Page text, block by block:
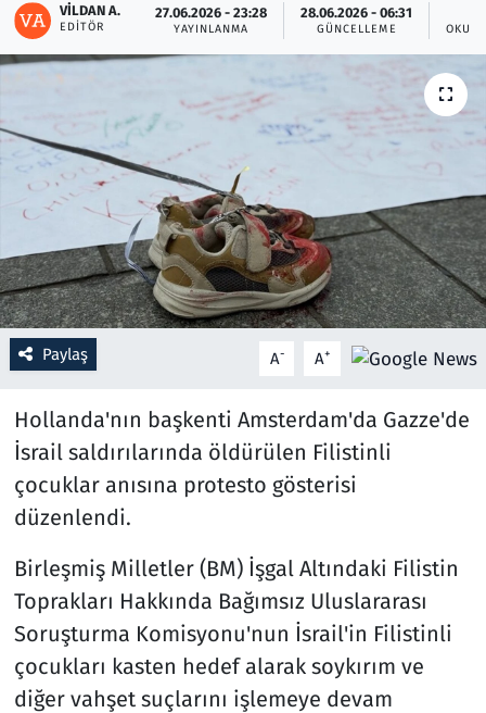
VILDAN A.
EDITÖR
27.06.2026 - 23:28
YAYINLANMA
28.06.2026 - 06:31
GÜNCELLEME
Paylaş A- A+
Hollanda'nın başkenti Amsterdam'da Gazze'de
İsrail saldırılarında öldürülen Filistinli
çocuklar anısına protesto gösterisi
düzenlendi.
Birleşmiş Milletler (BM) İşgal Altındaki Filistin
Toprakları Hakkında Bağımsız Uluslararası
Soruşturma Komisyonu'nun İsrail'in Filistinli
çocukları kasten hedef alarak soykırım ve
diğer vahşet suçlarını işlemeye devam
Oyun
Resmi İlanlar
Rüya Tabirleri
Sağlık
Savunma Sanayi
Seçim 2023
Spor
Teknoloji ve Bilim
Televizyon